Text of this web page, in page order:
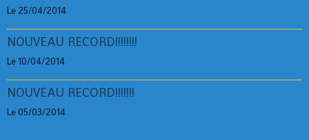
Le 25/04/2014
NOUVEAU RECORD!!!!!!!!
Le 10/04/2014
NOUVEAU RECORD!!!!!!!
Le 05/03/2014